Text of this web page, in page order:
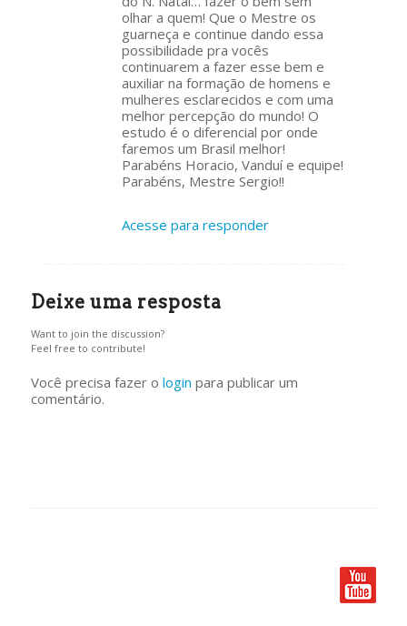
olhar a quem! Que o Mestre os
guarneça e continue dando essa
possibilidade pra vocês
continuarem a fazer esse bem e
auxiliar na formação de homens e
mulheres esclarecidos e com uma
melhor percepção do mundo! O
estudo é o diferencial por onde
faremos um Brasil melhor!
Parabéns Horacio, Vanduí e equipe!
Parabéns, Mestre Sergio!!
Acesse para responder
Deixe uma resposta
Want to join the discussion?
Feel free to contribute!
Você precisa fazer o login para publicar um
comentário.